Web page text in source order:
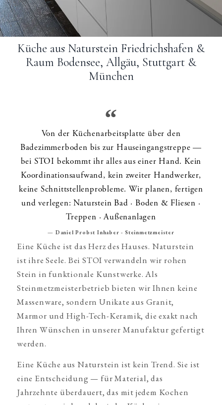
Küche aus Naturstein Friedrichshafen &
Raum Bodensee, Allgäu, Stuttgart &
München
Von der Küchenarbeitsplatte über den
Badezimmerboden bis zur Hauseingangstreppe —
bei STOI bekommt ihr alles aus einer Hand. Kein
Koordinationsaufwand, kein zweiter Handwerker,
keine Schnittstellenprobleme. Wir planen, fertigen
und verlegen: Naturstein Bad · Boden & Fliesen ·
Treppen · Außenanlagen
— Daniel Probst Inhaber - Steinmetzmeister
Eine Küche ist das Herz des Hauses. Naturstein
ist ihre Seele. Bei STOI verwandeln wir rohen
Stein in funktionale Kunstwerke. Als
Steinmetzmeisterbetrieb bieten wir Ihnen keine
Massenware, sondern Unikate aus Granit,
Marmor und High-Tech-Keramik, die exakt nach
Ihren Wünschen in unserer Manufaktur gefertigt
werden.
Eine Küche aus Naturstein ist kein Trend. Sie ist
eine Entscheidung — für Material, das
Jahrzehnte überdauert, das mit jedem Kochen